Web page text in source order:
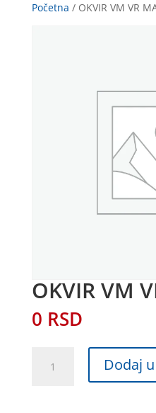
Početna / OKVIR VM VR
OKVIR VM
0 RSD
Dodaj